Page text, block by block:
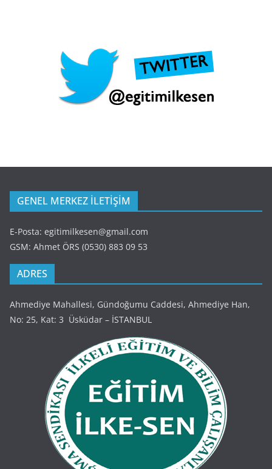
GENEL MERKEZ İLETİŞİM
E-Posta: egitimilkesen@gmail.com
GSM: Ahmet ÖRS (0530) 883 09 53
ADRES
Ahmediye Mahallesi, Gündoğumu Caddesi, Ahmediye Han,
No: 25, Kat: 3 Üsküdar – İSTANBUL